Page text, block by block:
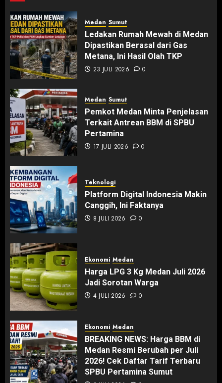
Medan Sumut
Ledakan Rumah Mewah di Medan
Dipastikan Berasal dari Gas
Metana, Ini Hasil Olah TKP
23 JULI 2026 0
Medan Sumut
Pemkot Medan Minta Penjelasan
Terkait Antrean BBM di SPBU
Pertamina
17 JULI 2026 0
Teknologi
Platform Digital Indonesia Makin
Canggih, Ini Faktanya
8 JULI 2026 0
Ekonomi Medan
Harga LPG 3 Kg Medan Juli 2026
Jadi Sorotan Warga
4 JULI 2026 0
Ekonomi Medan
BREAKING NEWS: Harga BBM di
Medan Resmi Berubah per Juli
2026! Cek Daftar Tarif Terbaru
SPBU Pertamina Sumut